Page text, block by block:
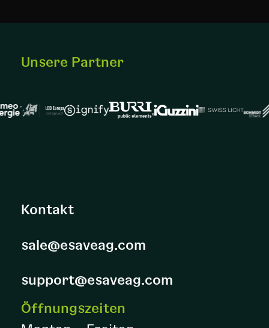
Unsere Partner
Kontakt
sale@esaveag.com
support@esaveag.com
Öffnungszeiten